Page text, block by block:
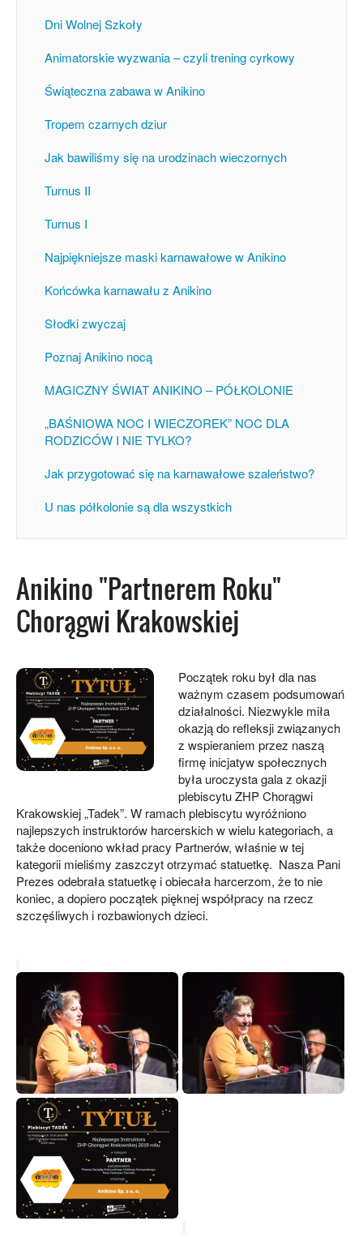
Dni Wolnej Szkoły
Animatorskie wyzwania – czyli trening cyrkowy
Świąteczna zabawa w Anikino
Tropem czarnych dziur
Jak bawiliśmy się na urodzinach wieczornych
Turnus II
Turnus I
Najpiękniejsze maski karnawałowe w Anikino
Końcówka karnawału z Anikino
Słodki zwyczaj
Poznaj Anikino nocą
MAGICZNY ŚWIAT ANIKINO – PÓŁKOLONIE
„BAŚNIOWA NOC I WIECZOREK” NOC DLA
RODZICÓW I NIE TYLKO?
Jak przygotować się na karnawałowe szaleństwo?
U nas półkolonie są dla wszystkich
Anikino "Partnerem Roku"
Chorągwi Krakowskiej
Początek roku był dla nas
ważnym czasem podsumowań
działalności. Niezwykle miła
okazją do refleksji związanych
z wspieraniem przez naszą
firmę inicjatyw społecznych
była uroczysta gala z okazji
plebiscytu ZHP Chorągwi
Krakowskiej „Tadek”. W ramach plebiscytu wyróżniono
najlepszych instruktorów harcerskich w wielu kategoriach, a
także doceniono wkład pracy Partnerów, właśnie w tej
kategorii mieliśmy zaszczyt otrzymać statuetkę. Nasza Pani
Prezes odebrała statuetkę i obiecała harcerzom, że to nie
koniec, a dopiero początek pięknej współpracy na rzecz
szczęśliwych i rozbawionych dzieci.